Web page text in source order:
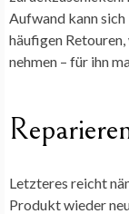
Aufwand kann
häufigen
nehmen – für ihn
Letzteres reicht
Produkt wieder